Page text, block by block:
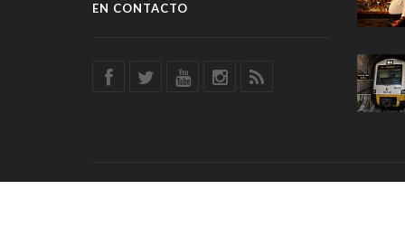
EN CONTACTO